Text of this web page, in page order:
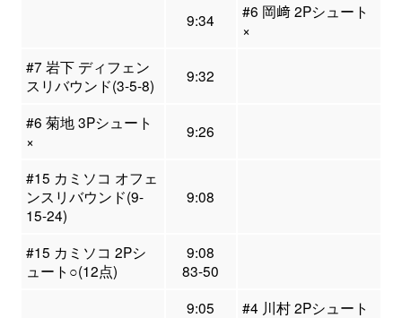
9:34
#6 岡﨑 2Pシュート
×
#7 岩下 ディフェン
スリバウンド(3-5-8)
9:32
#6 菊地 3Pシュート
×
9:26
#15 カミソコ オフェ
ンスリバウンド(9-
15-24)
9:08
#15 カミソコ 2Pシ
ュート○(12点)
9:08
83-50
9:05
#4 川村 2Pシュート